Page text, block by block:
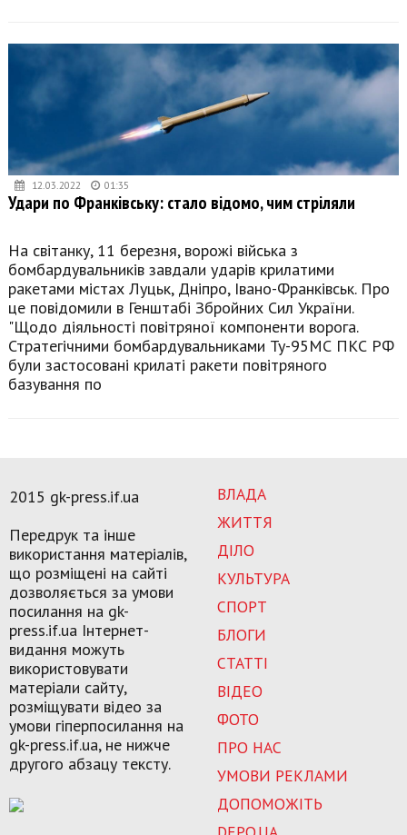
12.03.2022 01:35
Удари по Франківську: стало відомо, чим стріляли
На світанку, 11 березня, ворожі війська з
бомбардувальників завдали ударів крилатими
ракетами містах Луцьк, Дніпро, Івано-Франківськ. Про
це повідомили в Генштабі Збройних Сил України.
"Щодо діяльності повітряної компоненти ворога.
Стратегічними бомбардувальниками Ту-95МС ПКС РФ
були застосовані крилаті ракети повітряного
базування по
ВЛАДА
ЖИТТЯ
ДІЛО
КУЛЬТУРА
СПОРТ
БЛОГИ
СТАТТІ
ВІДЕО
ФОТО
ПРО НАС
УМОВИ РЕКЛАМИ
ДОПОМОЖІТЬ
2015 gk-press.if.ua
Передрук та інше
використання матеріалів,
що розміщені на сайті
дозволяється за умови
посилання на gk-
press.if.ua Інтернет-
видання можуть
використовувати
матеріали сайту,
розміщувати відео за
умови гіперпосилання на
gk-press.if.ua, не нижче
другого абзацу тексту.